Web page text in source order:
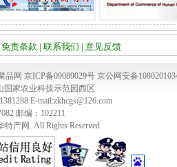
免责条款 | 联系我们 | 意见反馈
品网 京ICP备09089029号 京公网安备
国家农业科技示范园西区
E-mail:zkhcgs@126.com
邮编：102211
特产网. All Rights Reserved